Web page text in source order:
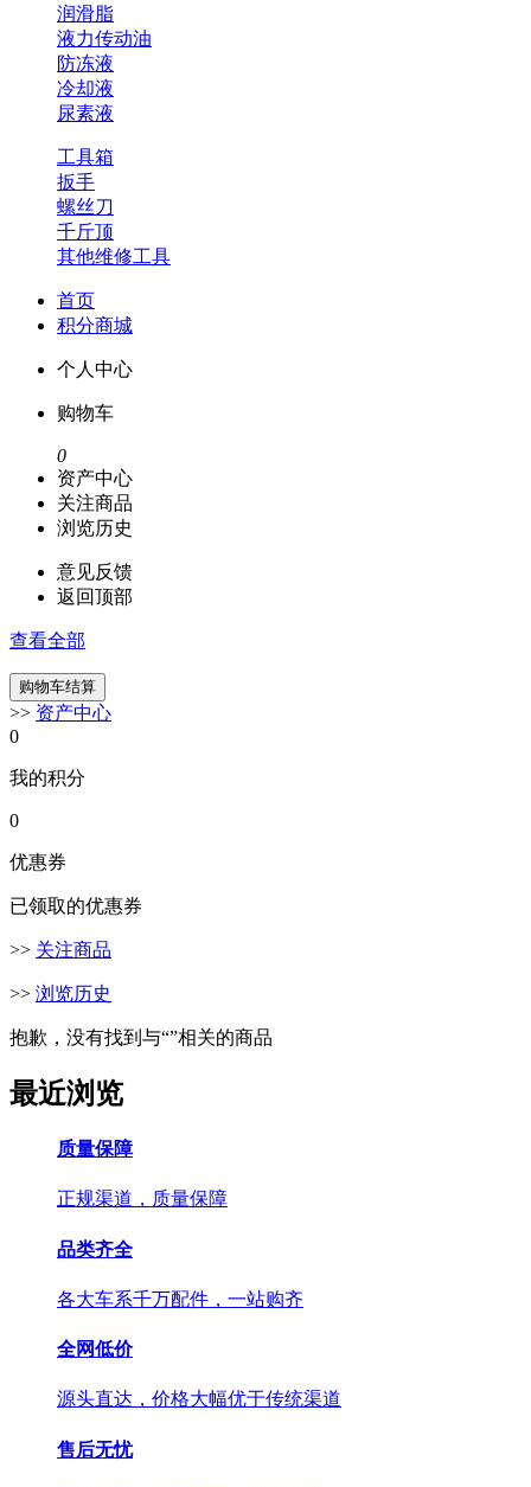
润滑脂
液力传动油
防冻液
冷却液
尿素液
工具箱
扳手
螺丝刀
千斤顶
其他维修工具
首页
积分商城
个人中心
购物车
0
资产中心
关注商品
浏览历史
意见反馈
返回顶部
查看全部
>> 资产中心
0
我的积分
0
优惠券
已领取的优惠券
>> 关注商品
>> 浏览历史
抱歉，没有找到与“”相关的商品
最近浏览
质量保障
正规渠道，质量保障
品类齐全
各大车系千万配件，一站购齐
全网低价
源头直达，价格大幅优于传统渠道
售后无忧